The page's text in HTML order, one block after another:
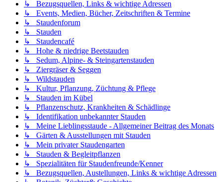
↳ Bezugsquellen, Links & wichtige Adressen
↳ Events, Medien, Bücher, Zeitschriften & Termine
↳ Staudenforum
↳ Stauden
↳ Staudencafé
↳ Hohe & niedrige Beetstauden
↳ Sedum, Alpine- & Steingartenstauden
↳ Ziergräser & Seggen
↳ Wildstauden
↳ Kultur, Pflanzung, Züchtung & Pflege
↳ Stauden im Kübel
↳ Pflanzenschutz, Krankheiten & Schädlinge
↳ Identifikation unbekannter Stauden
↳ Meine Lieblingsstaude - Allgemeiner Beitrag des Monats
↳ Gärten & Ausstellungen mit Stauden
↳ Mein privater Staudengarten
↳ Stauden & Begleitpflanzen
↳ Spezialitäten für Staudenfreunde/Kenner
↳ Bezugsquellen, Austellungen, Links & wichtige Adressen